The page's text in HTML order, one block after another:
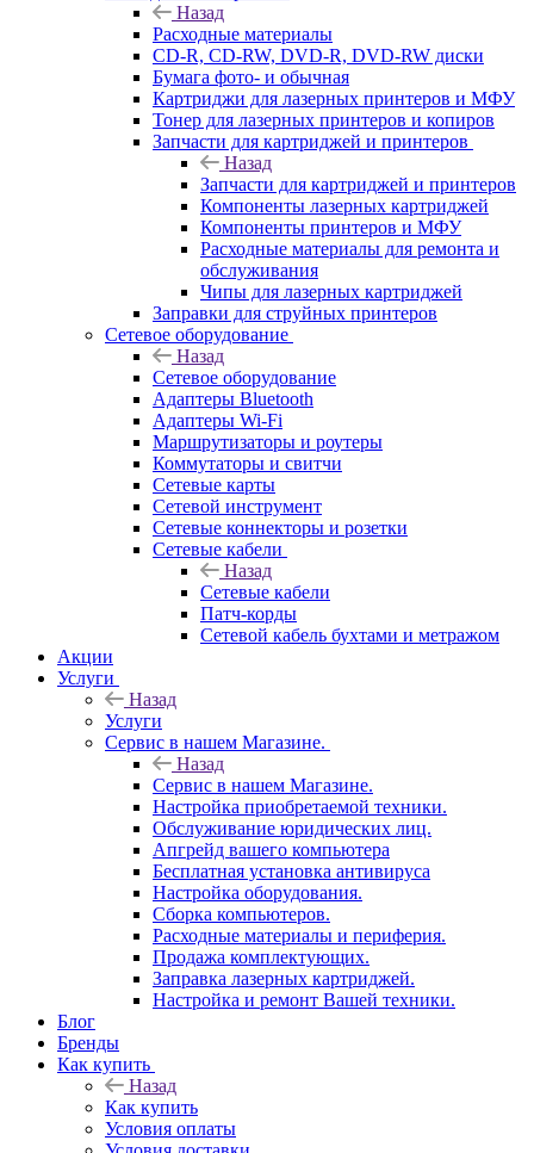
Назад
Расходные материалы
CD-R, CD-RW, DVD-R, DVD-RW диски
Бумага фото- и обычная
Картриджи для лазерных принтеров и МФУ
Тонер для лазерных принтеров и копиров
Запчасти для картриджей и принтеров
Назад
Запчасти для картриджей и принтеров
Компоненты лазерных картриджей
Компоненты принтеров и МФУ
Расходные материалы для ремонта и
обслуживания
Чипы для лазерных картриджей
Заправки для струйных принтеров
Сетевое оборудование
Назад
Сетевое оборудование
Адаптеры Bluetooth
Адаптеры Wi-Fi
Маршрутизаторы и роутеры
Коммутаторы и свитчи
Сетевые карты
Сетевой инструмент
Сетевые коннекторы и розетки
Сетевые кабели
Назад
Сетевые кабели
Патч-корды
Сетевой кабель бухтами и метражом
Акции
Услуги
Назад
Услуги
Сервис в нашем Магазине.
Назад
Сервис в нашем Магазине.
Настройка приобретаемой техники.
Обслуживание юридических лиц.
Апгрейд вашего компьютера
Бесплатная установка антивируса
Настройка оборудования.
Сборка компьютеров.
Расходные материалы и периферия.
Продажа комплектующих.
Заправка лазерных картриджей.
Настройка и ремонт Вашей техники.
Блог
Бренды
Как купить
Назад
Как купить
Условия оплаты